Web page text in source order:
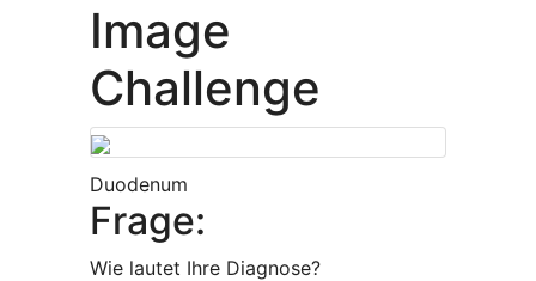
Image
Challenge
Duodenum
Frage:
Wie lautet Ihre Diagnose?